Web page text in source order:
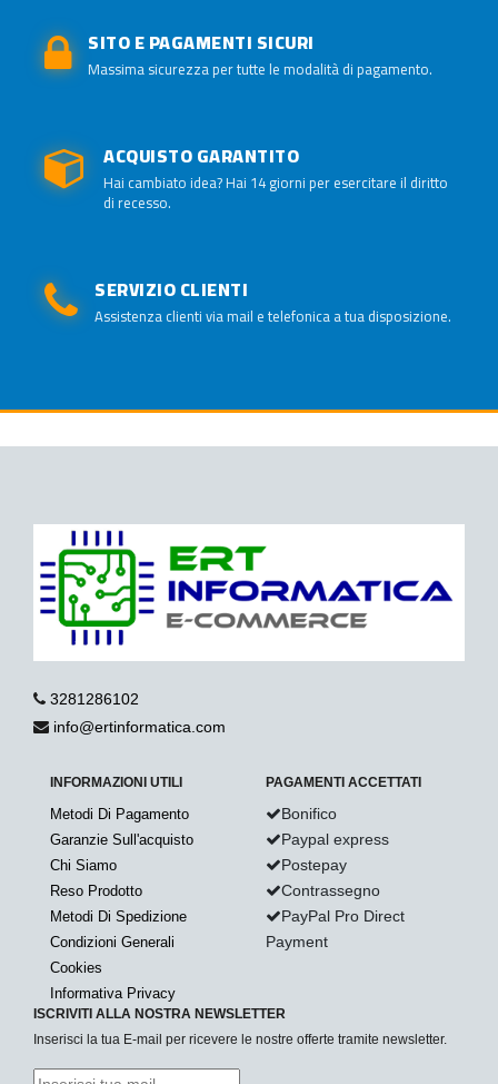
SITO E PAGAMENTI SICURI
Massima sicurezza per tutte le modalità di pagamento.
ACQUISTO GARANTITO
Hai cambiato idea? Hai 14 giorni per esercitare il diritto
di recesso.
SERVIZIO CLIENTI
Assistenza clienti via mail e telefonica a tua disposizione.
3281286102
info@ertinformatica.com
INFORMAZIONI UTILI
Metodi Di Pagamento
Garanzie Sull'acquisto
Chi Siamo
Reso Prodotto
Metodi Di Spedizione
Condizioni Generali
Cookies
Informativa Privacy
PAGAMENTI ACCETTATI
Bonifico
Paypal express
Postepay
Contrassegno
PayPal Pro Direct
Payment
ISCRIVITI ALLA NOSTRA NEWSLETTER
Inserisci la tua E-mail per ricevere le nostre offerte tramite newsletter.